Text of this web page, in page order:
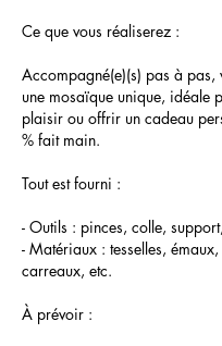
Ce que vous réaliserez :
Accompagné(e)(s) pas à pas,
une mosaïque unique, idéale
plaisir ou offrir un cadeau
% fait main.
Tout est fourni :
- Outils : pinces, colle,
- Matériaux : tesselles,
carreaux, etc.
À prévoir :